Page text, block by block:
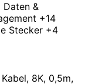
Daten &
+14
Stecker +4
8K, 0,5m,